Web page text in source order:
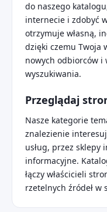
do naszego
internecie i zdobyć
otrzymuje własną,
dzięki czemu Twoja
nowych odbiorców i
wyszukiwania.
Przeglądaj
Nasze kategorie
znalezienie
usług, przez
informacyjne.
łączy właścicieli
rzetelnych źródeł w